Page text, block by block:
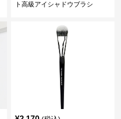
ト高級アイシャドウブラシ